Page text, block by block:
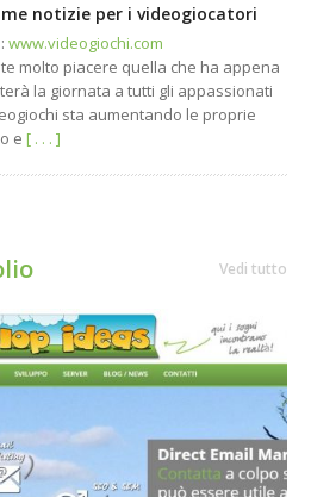
notizie per i videogiocatori
www.videogiochi.com
molto piacere quella che ha appena
la giornata a tutti gli appassionati
sta aumentando le proprie
e [ . . . ]
Vedi tutto